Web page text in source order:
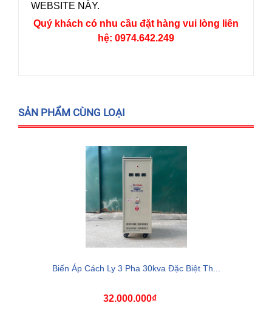
WEBSITE NÀY.
Quý khách có nhu cầu đặt hàng vui lòng liên
hệ: 0974.642.249
SẢN PHẨM CÙNG LOẠI
Biến Áp Cách Ly 3 Pha 30kva Đặc Biệt Th...
32.000.000₫